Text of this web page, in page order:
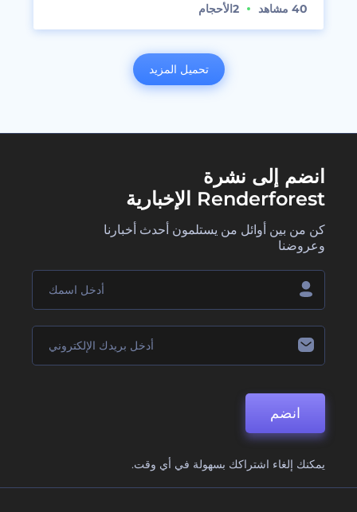
40 مشاهد 2الأحجام
تحميل المزيد
انضم إلى نشرة
Renderforest الإخبارية
كن من بين أوائل من يستلمون أحدث أخبارنا
وعروضنا
انضم
يمكنك إلغاء اشتراكك بسهولة في أي وقت.